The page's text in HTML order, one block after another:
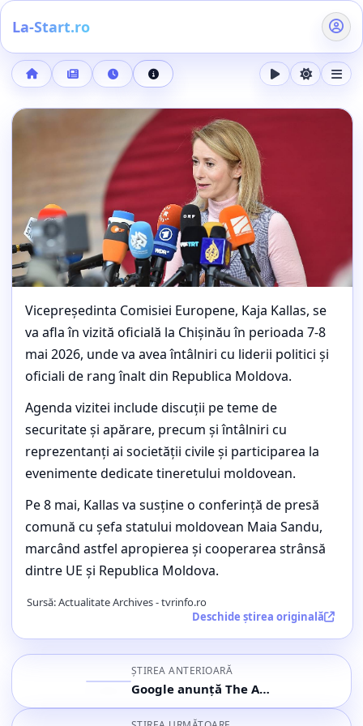
La-Start.ro
Acasă Buletin de știri5 mai 2026, ora 22:27
Detalii știre
Google anunță The Android Show | I/O Edition pentru 12
DIASPORA
Vicepreședinta Comisiei Europene,
Kaja Kallas, în vizită oficială la
Chișinău
Buletin de știri, cele mai importante subiecte ale orei (5
mai 2026, ora 22:27)
Vicepreședinta Comisiei Europene, Kaja Kallas, se
va afla în vizită oficială la Chișinău în perioada 7-8
mai 2026, unde va avea întâlniri cu liderii politici și
oficiali de rang înalt din Republica Moldova.
Agenda vizitei include discuții pe teme de
securitate și apărare, precum și întâlniri cu
reprezentanți ai societății civile și participarea la
evenimente dedicate tineretului moldovean.
Pe 8 mai, Kallas va susține o conferință de presă
comună cu șefa statului moldovean Maia Sandu,
marcând astfel apropierea și cooperarea strânsă
dintre UE și Republica Moldova.
Sursă:Actualitate Archives - tvrinfo.ro
Deschide știrea originală
ȘTIREA ANTERIOARĂ
Google anunță The Android Show | I/O Edition pentru 12 mai 2026 cu lansări majore Android și AI